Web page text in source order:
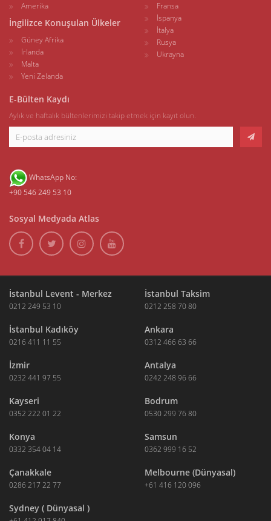
Amerika
İngilizce Konuşulan Ülkeler
Güney Afrika
İrlanda
Malta
Yeni Zelanda
Fransa
İspanya
İtalya
Rusya
Ukrayna
E-Bülten Kaydı
Aylık ve haftalık bültenlerimizi takip etmek için kayıt olun.
WhatsApp No:
+90 546 249 53 10
Sosyal Medyada Atlas
İstanbul Levent - Merkez
0212 249 53 10
İstanbul Taksim
0212 258 70 80
İstanbul Kadıköy
0216 411 11 55
Ankara
0312 466 63 66
İzmir
0232 441 97 55
Antalya
0242 248 96 66
Kayseri
0352 222 01 22
Bodrum
0530 299 76 80
Konya
0332 354 04 14
Samsun
0362 999 16 52
Çanakkale
0286 217 22 77
Melbourne (Dünyasal)
+61 416 120 096
Sydney ( Dünyasal )